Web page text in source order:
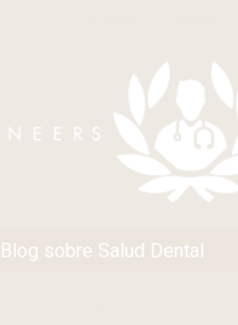
Blog sobre Salud Dental